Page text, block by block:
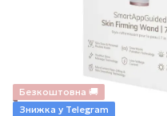
Безкоштовна 🚚
Знижка у Telegram